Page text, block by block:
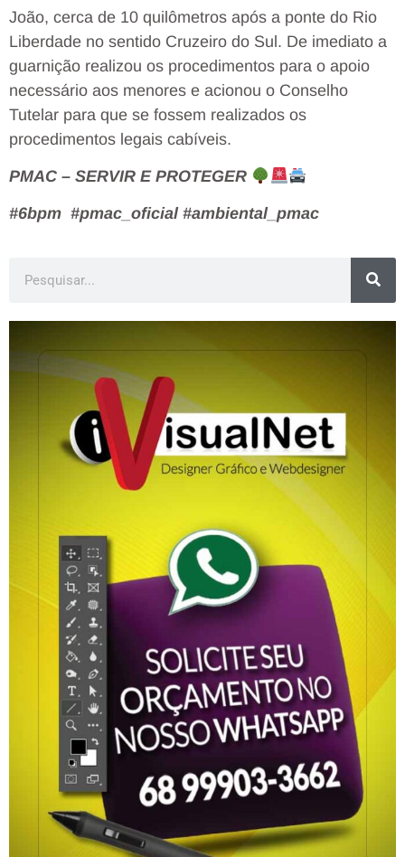
João, cerca de 10 quilômetros após a ponte do Rio
Liberdade no sentido Cruzeiro do Sul. De imediato a
guarnição realizou os procedimentos para o apoio
necessário aos menores e acionou o Conselho
Tutelar para que se fossem realizados os
procedimentos legais cabíveis.
PMAC – SERVIR E PROTEGER
#6bpm #pmac_oficial #ambiental_pmac